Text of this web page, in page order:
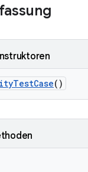
TestCase()